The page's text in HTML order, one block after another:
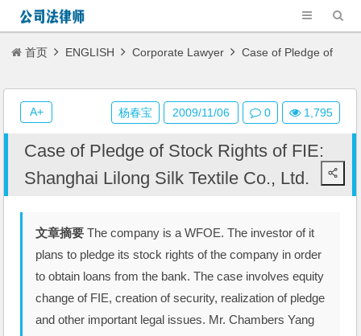
首页 ENGLISH Corporate Lawyer Case of Pledge of
Stock Rights of FIE: Shanghai Lilong Silk Textile Co., Ltd.
Case of Pledge of Stock Rights of FIE:
Shanghai Lilong Silk Textile Co., Ltd.
文章摘要 The company is a WFOE. The investor of it
plans to pledge its stock rights of the company in order
to obtain loans from the bank. The case involves equity
change of FIE, creation of security, realization of pledge
and other important legal issues. Mr. Chambers Yang
杨春宝 2009/11/06 0 1,795
A+